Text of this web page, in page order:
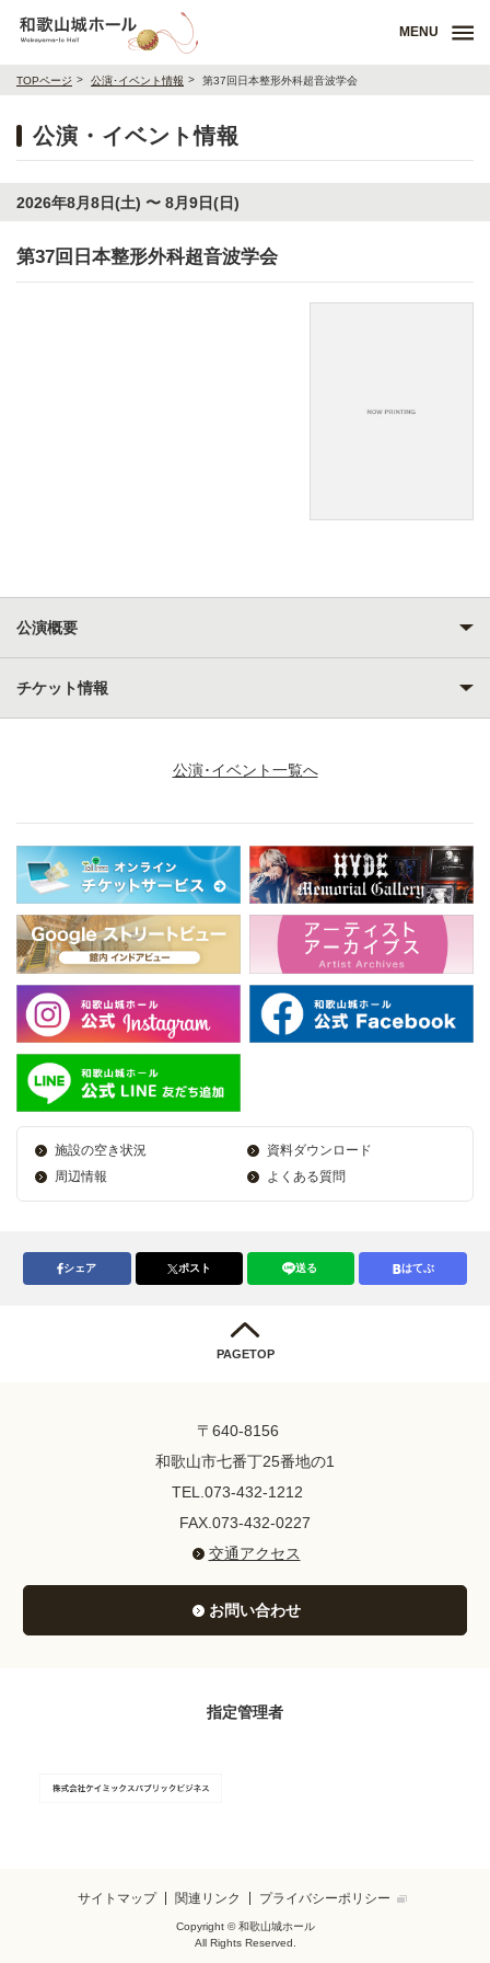
MENU
TOPページ 公演･イベント情報 第37回日本整形外科超音波学会
公演・イベント情報
2026年8月8日(土) 〜 8月9日(日)
第37回日本整形外科超音波学会
公演概要
チケット情報
公演･イベント一覧へ
施設の空き状況
資料ダウンロード
周辺情報
よくある質問
シェア ポスト 送る はてぶ
PAGETOP
〒640-8156
和歌山市七番丁25番地の1
TEL.073-432-1212
FAX.073-432-0227
交通アクセス
お問い合わせ
指定管理者
サイトマップ 関連リンク プライバシーポリシー
Copyright © 和歌山城ホール
All Rights Reserved.